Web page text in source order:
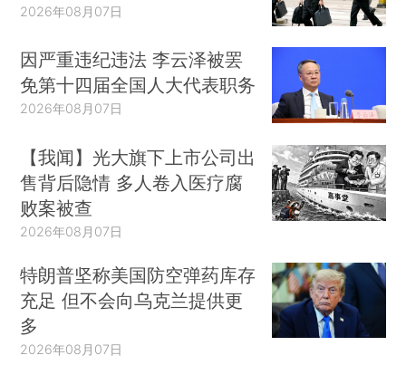
2026年08月07日
因严重违纪违法 李云泽被罢
免第十四届全国人大代表职务
2026年08月07日
【我闻】光大旗下上市公司出
售背后隐情 多人卷入医疗腐
败案被查
2026年08月07日
特朗普坚称美国防空弹药库存
充足 但不会向乌克兰提供更
多
2026年08月07日